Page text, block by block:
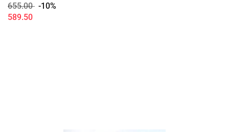
655.00 -10%
589.50